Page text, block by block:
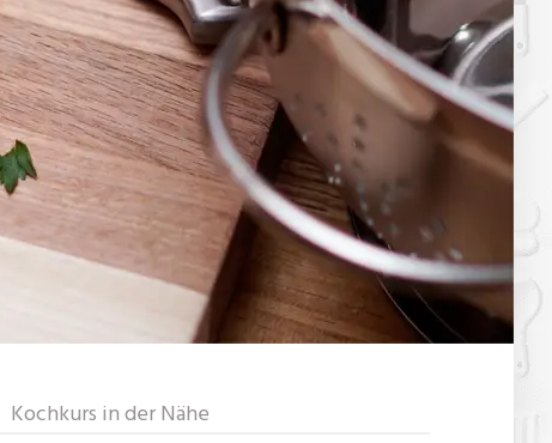
Kochkurs in der Nähe